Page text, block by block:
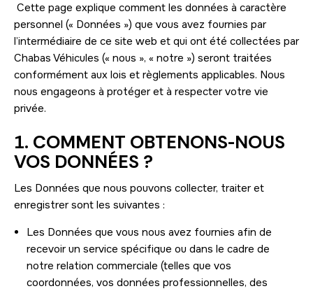
Cette page explique comment les données à caractère
personnel (« Données ») que vous avez fournies par
l’intermédiaire de ce site web et qui ont été collectées par
Chabas Véhicules (« nous », « notre ») seront traitées
conformément aux lois et règlements applicables. Nous
nous engageons à protéger et à respecter votre vie
privée.
1. COMMENT OBTENONS-NOUS
VOS DONNÉES ?
Les Données que nous pouvons collecter, traiter et
enregistrer sont les suivantes :
Les Données que vous nous avez fournies afin de
recevoir un service spécifique ou dans le cadre de
notre relation commerciale (telles que vos
coordonnées, vos données professionnelles, des